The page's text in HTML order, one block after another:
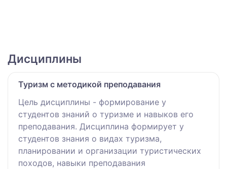
Дисциплины
Туризм с методикой преподавания
Цель дисциплины - формирование у
студентов знаний о туризме и навыков его
преподавания. Дисциплина формирует у
студентов знания о видах туризма,
планировании и организации туристических
походов, навыки преподавания